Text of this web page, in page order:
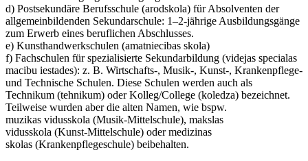
d) Postsekundäre Berufsschule (arodskola) für Absolventen der
allgemeinbildenden Sekundarschule: 1–2-jährige Ausbildungsgänge
zum Erwerb eines beruflichen Abschlusses.
e) Kunsthandwerkschulen (amatniecibas skola)
f) Fachschulen für spezialisierte Sekundarbildung (videjas specialas
macibu iestades): z. B. Wirtschafts-, Musik-, Kunst-, Krankenpflege-
und Technische Schulen. Diese Schulen werden auch als
Technikum (tehnikum) oder Kolleg/College (koledza) bezeichnet.
Teilweise wurden aber die alten Namen, wie bspw.
muzikas vidusskola (Musik-Mittelschule), makslas
vidusskola (Kunst-Mittelschule) oder medizinas
skolas (Krankenpflegeschule) beibehalten.